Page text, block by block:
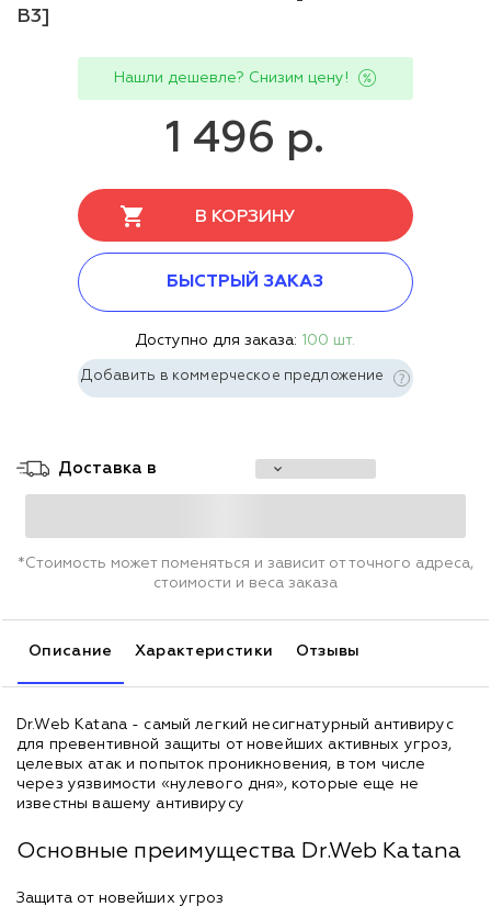
B3]
Нашли дешевле? Снизим цену!
1 496 р.
В КОРЗИНУ
БЫСТРЫЙ ЗАКАЗ
Доступно для заказа: 100 шт.
Добавить в коммерческое предложение
Доставка в
*Стоимость может поменяться и зависит от точного адреса,
стоимости и веса заказа
Описание Характеристики Отзывы
Dr.Web Katana - самый легкий несигнатурный антивирус
для превентивной защиты от новейших активных угроз,
целевых атак и попыток проникновения, в том числе
через уязвимости «нулевого дня», которые еще не
известны вашему антивирусу
Основные преимущества Dr.Web Katana
Защита от новейших угроз